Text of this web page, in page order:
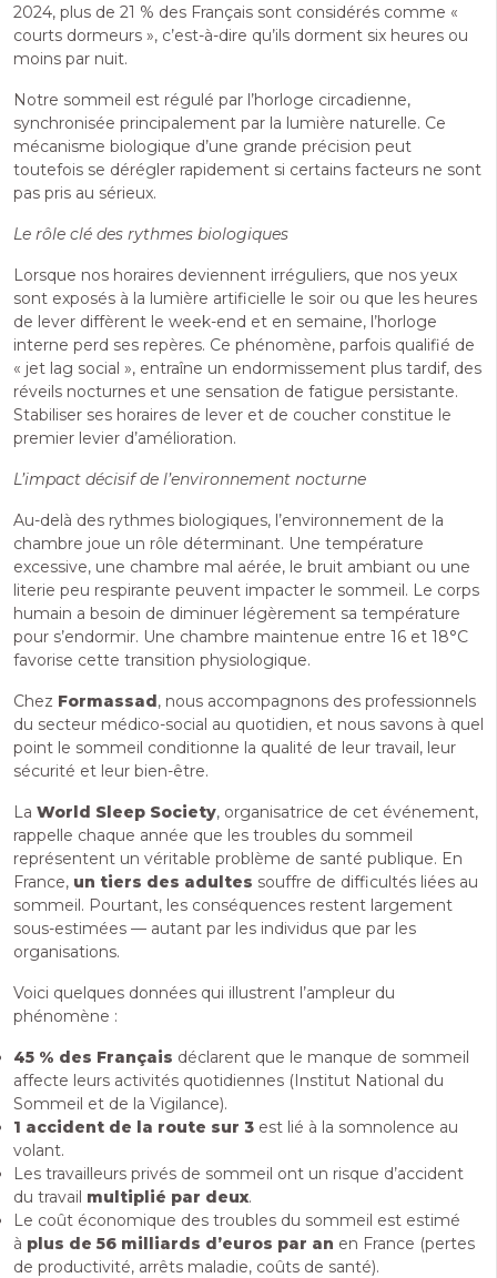
2024, plus de 21 % des Français sont considérés comme «
courts dormeurs », c’est-à-dire qu’ils dorment six heures ou
moins par nuit.
Notre sommeil est régulé par l’horloge circadienne,
synchronisée principalement par la lumière naturelle. Ce
mécanisme biologique d’une grande précision peut
toutefois se dérégler rapidement si certains facteurs ne sont
pas pris au sérieux.
Le rôle clé des rythmes biologiques
Lorsque nos horaires deviennent irréguliers, que nos yeux
sont exposés à la lumière artificielle le soir ou que les heures
de lever diffèrent le week-end et en semaine, l’horloge
interne perd ses repères. Ce phénomène, parfois qualifié de
« jet lag social », entraîne un endormissement plus tardif, des
réveils nocturnes et une sensation de fatigue persistante.
Stabiliser ses horaires de lever et de coucher constitue le
premier levier d’amélioration.
L’impact décisif de l’environnement nocturne
Au-delà des rythmes biologiques, l’environnement de la
chambre joue un rôle déterminant. Une température
excessive, une chambre mal aérée, le bruit ambiant ou une
literie peu respirante peuvent impacter le sommeil. Le corps
humain a besoin de diminuer légèrement sa température
pour s’endormir. Une chambre maintenue entre 16 et 18°C
favorise cette transition physiologique.
Chez Formassad, nous accompagnons des professionnels
du secteur médico-social au quotidien, et nous savons à quel
point le sommeil conditionne la qualité de leur travail, leur
sécurité et leur bien-être.
La World Sleep Society, organisatrice de cet événement,
rappelle chaque année que les troubles du sommeil
représentent un véritable problème de santé publique. En
France, un tiers des adultes souffre de difficultés liées au
sommeil. Pourtant, les conséquences restent largement
sous-estimées — autant par les individus que par les
organisations.
Voici quelques données qui illustrent l’ampleur du
phénomène :
45 % des Français déclarent que le manque de sommeil
affecte leurs activités quotidiennes (Institut National du
Sommeil et de la Vigilance).
1 accident de la route sur 3 est lié à la somnolence au
volant.
Les travailleurs privés de sommeil ont un risque d’accident
du travail multiplié par deux.
Le coût économique des troubles du sommeil est estimé
à plus de 56 milliards d’euros par an en France (pertes
de productivité, arrêts maladie, coûts de santé).